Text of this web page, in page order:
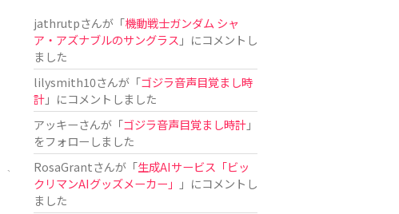
jathrutpさんが「機動戦士ガンダム シャ
ア・アズナブルのサングラス 」にコメントし
ました
lilysmith10さんが「ゴジラ音声目覚まし時
計」にコメントしました
アッキーさんが「ゴジラ音声目覚まし時計」
をフォローしました
RosaGrantさんが「生成AIサービス「ビッ
クリマンAIグッズメーカー」
」にコメントし
ました